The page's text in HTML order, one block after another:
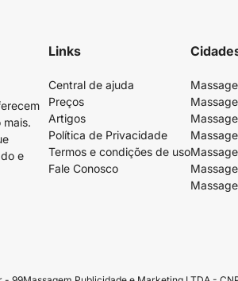
mais.
e
Links
Central de ajuda
Preços
Artigos
Política de Privacidade
Termos e condições de uso
Fale Conosco